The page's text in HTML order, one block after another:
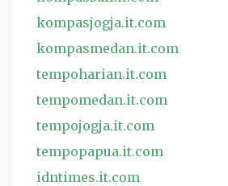
kompasjogja.it.com
kompasmedan.it.com
tempoharian.it.com
tempomedan.it.com
tempojogja.it.com
tempopapua.it.com
idntimes.it.com